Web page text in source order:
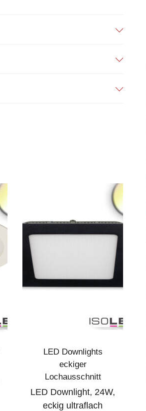
LED Downlights
eckiger
Lochausschnitt
LED Downlight, 24W,
eckig ultraflach